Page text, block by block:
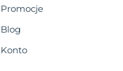
Promocje
Blog
Konto